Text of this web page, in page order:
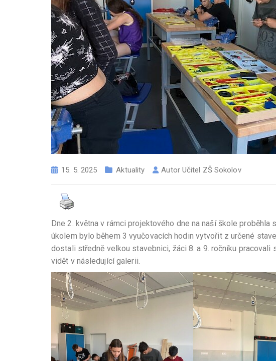
15. 5. 2025 Aktuality Autor Učitel ZŠ Sokolov
Dne 2. května v rámci projektového dne na naší škole
úkolem bylo během 3 vyučovacích hodin vytvořit z určené
dostali středně velkou stavebnici, žáci 8. a 9. ročníku
vidět v následující galerii.